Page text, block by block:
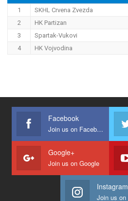
1
SKHL Crvena Zvezda
2
HK Partizan
3
Spartak-Vukovi
4
HK Vojvodina
Facebook
Join us on Facebook
Google+
Join us on Google
Instagram